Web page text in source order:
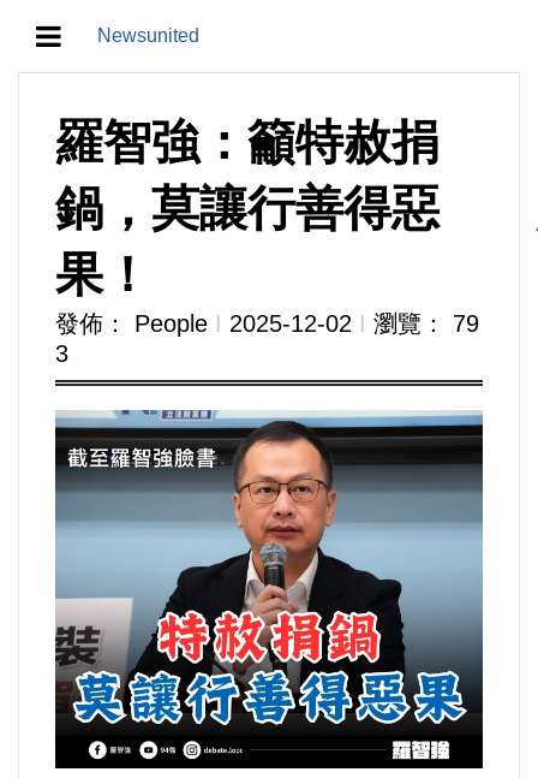
Newsunited
教育/五育/五創
人生/生存/生活
產業/經濟
政治/政黨
農業/技術/肥飼料/農藥/產銷
食品/衛生/醫療/照護
兩岸/大陸
寵物/動保
​​​​​​​羅智強：籲特赦捐
鍋，莫讓行善得惡
果！
發佈： People Ι 2025-12-02 Ι 瀏覽： 79
3